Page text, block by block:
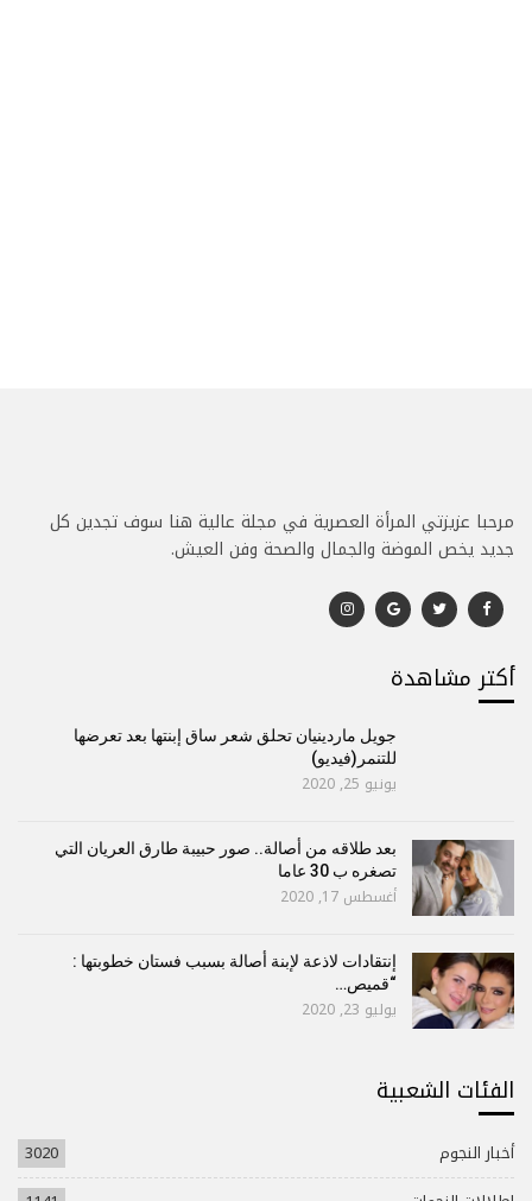
مرحبا عزيزتي المرأة العصرية في مجلة عالية هنا سوف تجدين كل
جديد يخص الموضة والجمال والصحة وفن العيش.
أكتر مشاهدة
جويل ماردينيان تحلق شعر ساق إبنتها بعد تعرضها
للتنمر(فيديو)
يونيو 25, 2020
بعد طلاقه من أصالة.. صور حبيبة طارق العريان التي
تصغره ب 30 عاما
أغسطس 17, 2020
إنتقادات لاذعة لإبنة أصالة بسبب فستان خطوبتها :
“قميص…
يوليو 23, 2020
الفئات الشعبية
أخبار النجوم
3020